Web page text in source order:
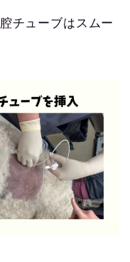
チューブはスムー